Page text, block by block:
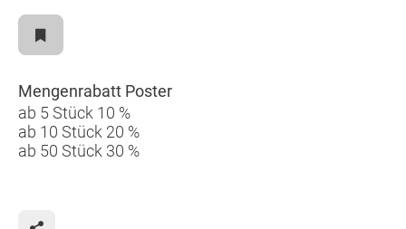
Mengenrabatt Poster
ab 5 Stück 10 %
ab 10 Stück 20 %
ab 50 Stück 30 %